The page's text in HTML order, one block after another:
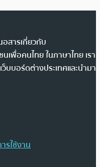
สารเกี่ยวกับ
เพื่อคนไทย ในภาษาไทย เรา
บบอร์ดต่างประเทศและนำมา
รใช้งาน